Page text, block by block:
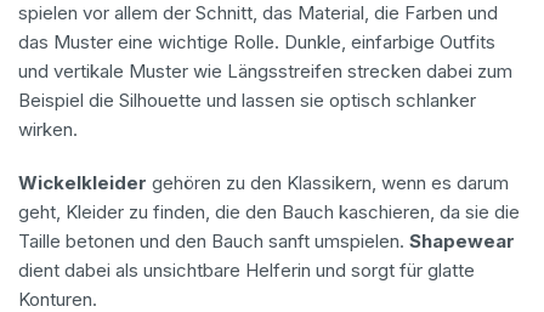
spielen vor allem der Schnitt, das Material, die Farben und
das Muster eine wichtige Rolle. Dunkle, einfarbige Outfits
und vertikale Muster wie Längsstreifen strecken dabei zum
Beispiel die Silhouette und lassen sie optisch schlanker
wirken.
Wickelkleider gehören zu den Klassikern, wenn es darum
geht, Kleider zu finden, die den Bauch kaschieren, da sie die
Taille betonen und den Bauch sanft umspielen. Shapewear
dient dabei als unsichtbare Helferin und sorgt für glatte
Konturen.